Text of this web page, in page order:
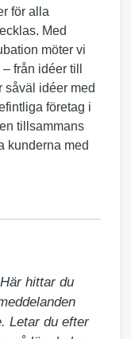
för alla
Med
möter vi
från idéer till
såväl idéer med
företag i
tillsammans
kunderna med
hittar du
Letar du efter